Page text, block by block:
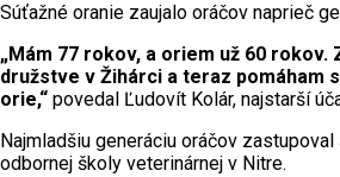
Súťažné oranie zaujalo oráčov naprieč
„Mám 77 rokov, a oriem už 60 rokov.
družstve v Žihárci a teraz pomáham
orie,“ povedal Ľudovít Kolár, najstarší
Najmladšiu generáciu oráčov
odbornej školy veterinárnej v Nitre.